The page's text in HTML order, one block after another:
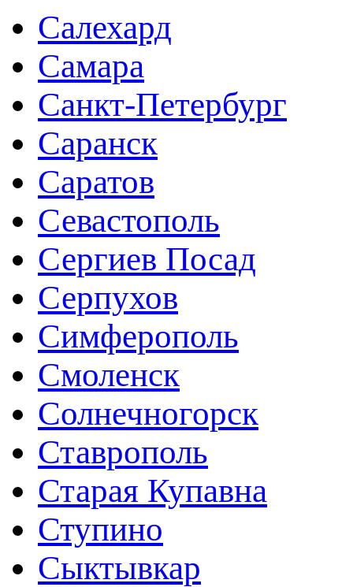
Салехард
Самара
Санкт-Петербург
Саранск
Саратов
Севастополь
Сергиев Посад
Серпухов
Симферополь
Смоленск
Солнечногорск
Ставрополь
Старая Купавна
Ступино
Сыктывкар